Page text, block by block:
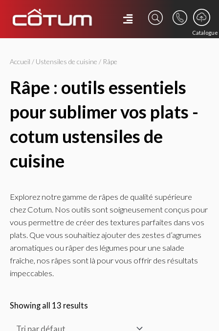
Catalogue
Accueil / Ustensiles de cuisine / Râpe
râpe : outils essentiels
pour sublimer vos plats -
cotum ustensiles de
cuisine
Explorez notre gamme de râpes de qualité supérieure
chez Cotum. Nos outils sont soigneusement conçus pour
vous permettre de créer des textures parfaites dans vos
plats. Que vous souhaitiez ajouter des zestes d’agrumes
aromatiques ou râper des légumes pour une salade
fraîche, nos râpes sont là pour vous offrir des résultats
impeccables.
Showing all 13 results